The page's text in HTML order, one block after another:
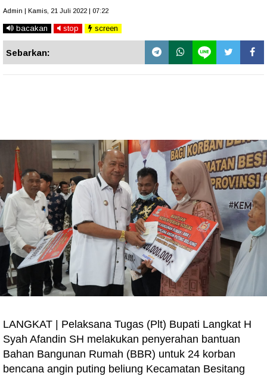
Admin | Kamis, 21 Juli 2022 | 07:22
bacakan stop screen
Sebarkan:
LANGKAT | Pelaksana Tugas (Plt) Bupati Langkat H
Syah Afandin SH melakukan penyerahan bantuan
Bahan Bangunan Rumah (BBR) untuk 24 korban
bencana angin puting beliung Kecamatan Besitang